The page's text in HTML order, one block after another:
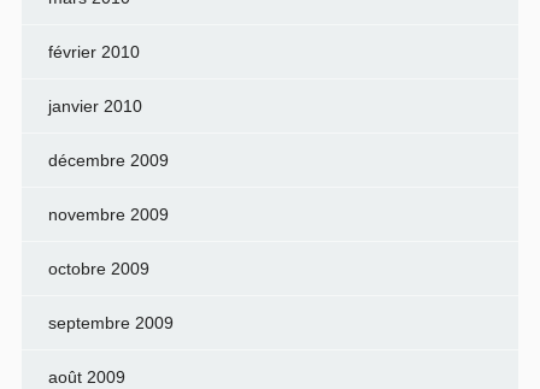
février 2010
janvier 2010
décembre 2009
novembre 2009
octobre 2009
septembre 2009
août 2009